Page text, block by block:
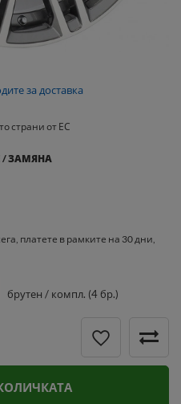
брутен / компл. (4 бр.)
за доставка
страни от ЕС
/ ЗАМЯНА
платете в рамките на 30 дни,